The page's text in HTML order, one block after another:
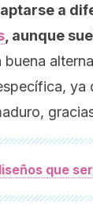
a
, aunque
buena
ya
que